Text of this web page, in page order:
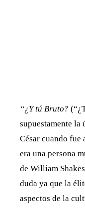
“¿Y tú Bruto?
supuestamente
César cuando fue
era una persona
de William
duda ya que la
aspectos de la